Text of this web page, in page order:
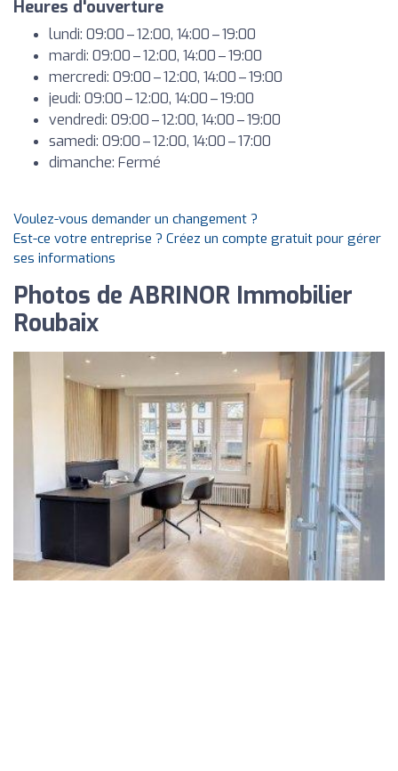
Heures d'ouverture
lundi: 09:00 – 12:00, 14:00 – 19:00
mardi: 09:00 – 12:00, 14:00 – 19:00
mercredi: 09:00 – 12:00, 14:00 – 19:00
jeudi: 09:00 – 12:00, 14:00 – 19:00
vendredi: 09:00 – 12:00, 14:00 – 19:00
samedi: 09:00 – 12:00, 14:00 – 17:00
dimanche: Fermé
Voulez-vous demander un changement ?
Est-ce votre entreprise ? Créez un compte gratuit pour gérer
ses informations
Photos de ABRINOR Immobilier
Roubaix